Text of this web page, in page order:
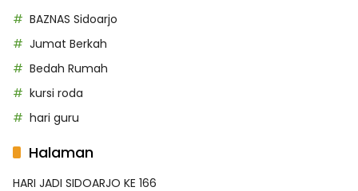
BAZNAS Sidoarjo
Jumat Berkah
Bedah Rumah
kursi roda
hari guru
Halaman
HARI JADI SIDOARJO KE 166